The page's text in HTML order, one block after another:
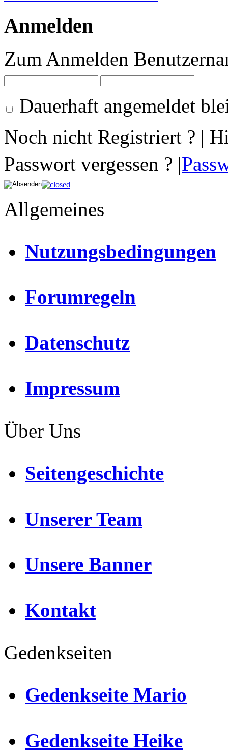
Anmelden
Zum Anmelden
Dauerhaft angemeldet
Noch nicht Registriert ? |
Passwort vergessen ? |
Allgemeines
Nutzungsbedingungen
Forumregeln
Datenschutz
Impressum
Über Uns
Seitengeschichte
Unserer Team
Unsere Banner
Kontakt
Gedenkseiten
Gedenkseite Mario
Gedenkseite Heike